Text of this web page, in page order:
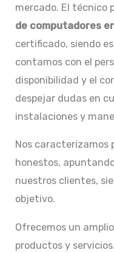
mercado. El técnico
de computadores
certificado, siendo
contamos con el
disponibilidad y el
despejar dudas en
instalaciones y
Nos caracterizamos
honestos,
nuestros clientes,
objetivo.
Ofrecemos un
productos y